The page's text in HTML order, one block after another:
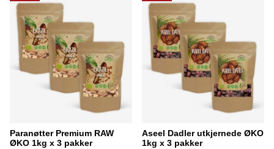
Paranøtter Premium RAW
ØKO 1kg x 3 pakker
Aseel Dadler utkjernede ØKO
1kg x 3 pakker